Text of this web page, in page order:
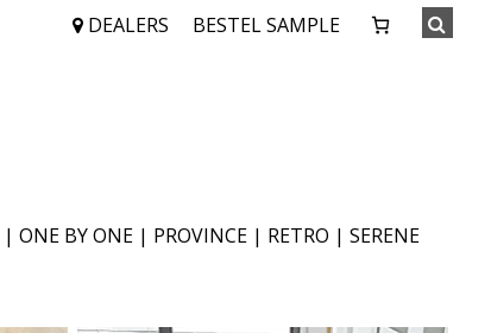
DEALERS BESTEL SAMPLE
| ONE BY ONE | PROVINCE | RETRO | SERENE